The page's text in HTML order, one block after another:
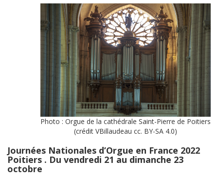
Photo : Orgue de la cathédrale Saint-Pierre de Poitiers
(crédit VBillaudeau cc. BY-SA 4.0)
Journées Nationales d’Orgue en France 2022
Poitiers . Du vendredi 21 au dimanche 23
octobre